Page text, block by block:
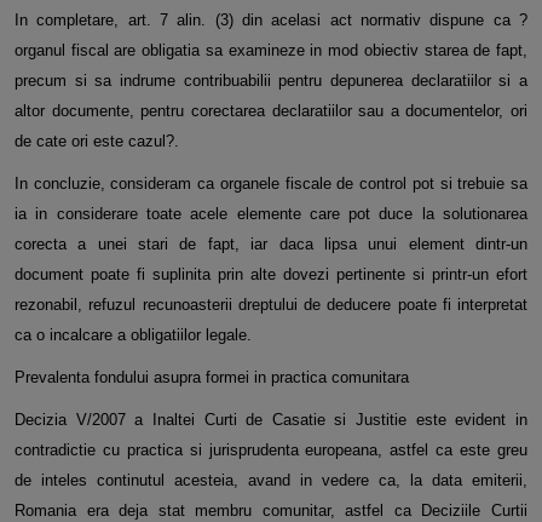
In completare, art. 7 alin. (3) din acelasi act normativ dispune ca ?
organul fiscal are obligatia sa examineze in mod obiectiv starea de fapt,
precum si sa indrume contribuabilii pentru depunerea declaratiilor si a
altor documente, pentru corectarea declaratiilor sau a documentelor, ori
de cate ori este cazul?.
In concluzie, consideram ca organele fiscale de control pot si trebuie sa
ia in considerare toate acele elemente care pot duce la solutionarea
corecta a unei stari de fapt, iar daca lipsa unui element dintr-un
document poate fi suplinita prin alte dovezi pertinente si printr-un efort
rezonabil, refuzul recunoasterii dreptului de deducere poate fi interpretat
ca o incalcare a obligatiilor legale.
Prevalenta fondului asupra formei in practica comunitara
Decizia V/2007 a Inaltei Curti de Casatie si Justitie este evident in
contradictie cu practica si jurisprudenta europeana, astfel ca este greu
de inteles continutul acesteia, avand in vedere ca, la data emiterii,
Romania era deja stat membru comunitar, astfel ca Deciziile Curtii